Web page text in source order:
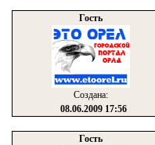
Гость
Создана:
08.06.2009 17:56
Гость